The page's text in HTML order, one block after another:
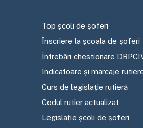
Top școli de șoferi
Înscriere la școala de șoferi
Întrebări chestionare
Indicatoare și marcaje
Curs de legislație rutieră
Codul rutier actualizat
Legislație școli de șoferi